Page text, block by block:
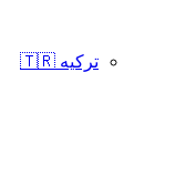
ترکیه 🇹🇷